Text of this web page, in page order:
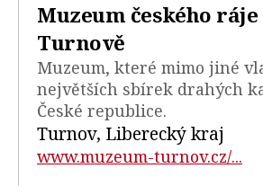
Muzeum českého ráje
Turnově
Muzeum, které mimo jiné
největších sbírek drahých
České republice.
Turnov, Liberecký kraj
www.muzeum-turnov.cz/...